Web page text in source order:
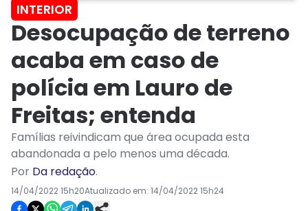
INTERIOR
Desocupação de terreno
acaba em caso de
polícia em Lauro de
Freitas; entenda
Famílias reivindicam que área ocupada esta
abandonada a pelo menos uma década.
Por Da redação.
14/04/2022 15h20Atualizado em: 14/04/2022 15h24